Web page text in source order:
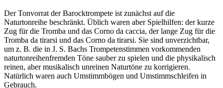
Der Tonvorrat der Barocktrompete ist zunächst auf die
Naturtonreihe beschränkt. Üblich waren aber Spielhilfen: der kurze
Zug für die Tromba und das Corno da caccia, der lange Zug für die
Tromba da tirarsi und das Corno da tirarsi. Sie sind unverzichtbar,
um z. B. die in J. S. Bachs Trompetenstimmen vorkommenden
naturtonreihenfremden Töne sauber zu spielen und die physikalisch
reinen, aber musikalisch unreinen Naturtöne zu korrigieren.
Natürlich waren auch Umstimmbögen und Umstimmschleifen in
Gebrauch.